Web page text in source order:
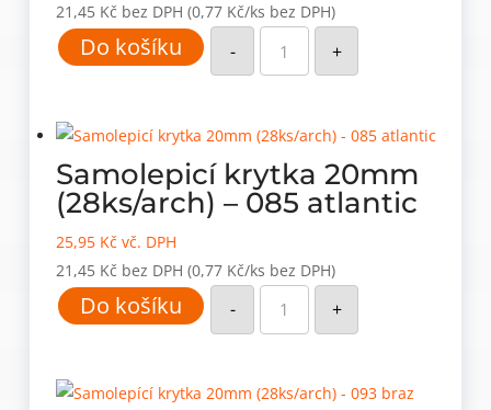
21,45 Kč bez DPH (0,77 Kč/ks bez DPH)
Do košíku -
Samolepící
krytka
20mm
(28ks/arch)
množství
+
Samolepicí krytka 20mm
(28ks/arch) – 085 atlantic
25,95 Kč vč. DPH
21,45 Kč bez DPH (0,77 Kč/ks bez DPH)
Do košíku -
Samolepicí
krytka
20mm
(28ks/arch)
atlantic
množství
+